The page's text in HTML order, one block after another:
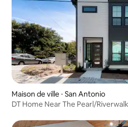
Maison de ville ⋅ San Antonio
DT Home Near The Pearl/